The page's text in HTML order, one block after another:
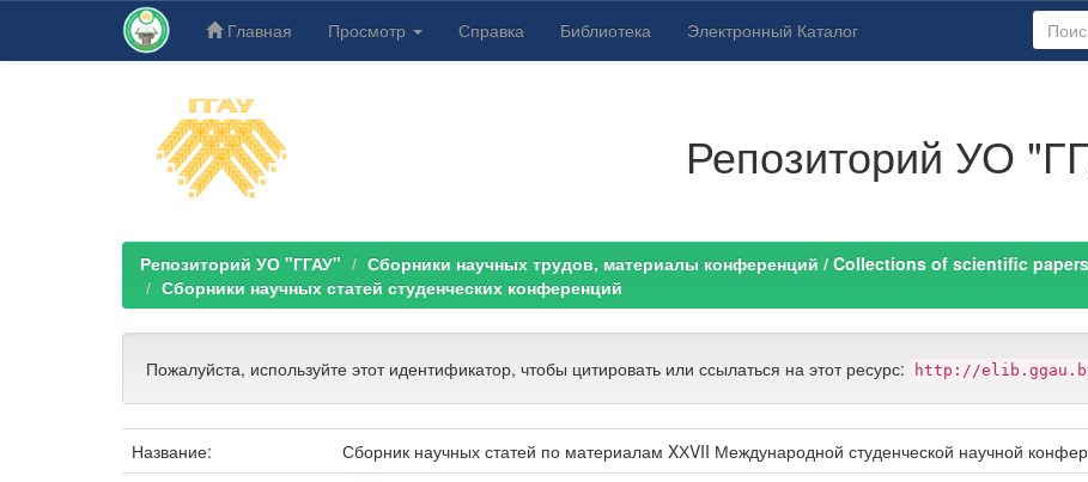
Главная Просмотр Справка Библиотека Электронный Каталог
Репозиторий УО
Репозиторий УО "ГГАУ" Сборники научных трудов, материалы конференций / Collections of scientific
Сборники научных статей студенческих конференций
Пожалуйста, используйте этот идентификатор, чтобы цитировать или ссылаться на этот ресурс: http://
Название:
Сборник научных статей по материалам XХVII Международной студенческой научной